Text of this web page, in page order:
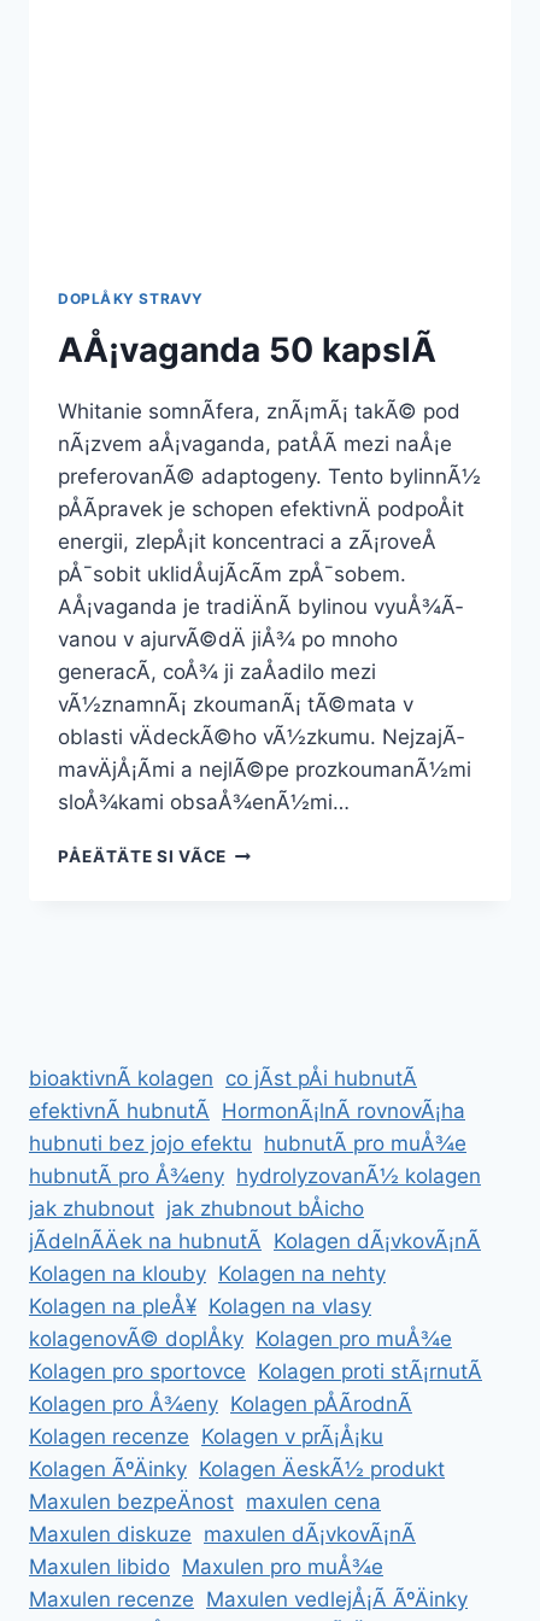
DOPLÅKY STRAVY
AÅ¡vaganda 50 kapslÃ­
Whitanie somnÃ­fera, znÃ¡mÃ¡ takÃ© pod
nÃ¡zvem aÅ¡vaganda, patÅÃ­ mezi naÅ¡e
preferovanÃ© adaptogeny. Tento bylinnÃ½
pÅÃ­pravek je schopen efektivnÄ podpoÅit
energii, zlepÅ¡it koncentraci a zÃ¡roveÅ
pÅ¯sobit uklidÅujÃ­cÃ­m zpÅ¯sobem.
AÅ¡vaganda je tradiÄnÃ­ bylinou vyuÅ¾Ã­
vanou v ajurvÃ©dÄ jiÅ¾ po mnoho
generacÃ­, coÅ¾ ji zaÅadilo mezi
vÃ½znamnÃ¡ zkoumanÃ¡ tÃ©mata v
oblasti vÄdeckÃ©ho vÃ½zkumu. NejzajÃ­
mavÄjÅ¡Ã­mi a nejlÃ©pe prozkoumanÃ½mi
sloÅ¾kami obsaÅ¾enÃ½mi…
PÅEÄTÄTE SI VÃ­CEAÅ¡VAGANDA
bioaktivnÃ­ kolagen co jÃ­st pÅi hubnutÃ­
efektivnÃ­ hubnutÃ­ HormonÃ¡lnÃ­ rovnovÃ¡ha
hubnuti bez jojo efektu hubnutÃ­ pro muÅ¾e
hubnutÃ­ pro Å¾eny hydrolyzovanÃ½ kolagen
jak zhubnout jak zhubnout bÅicho
jÃ­delnÃ­Äek na hubnutÃ­ Kolagen dÃ¡vkovÃ¡nÃ­
Kolagen na klouby Kolagen na nehty
Kolagen na pleÅ¥ Kolagen na vlasy
kolagenovÃ© doplÅky Kolagen pro muÅ¾e
Kolagen pro sportovce Kolagen proti stÃ¡rnutÃ­
Kolagen pro Å¾eny Kolagen pÅÃ­rodnÃ­
Kolagen recenze Kolagen v prÃ¡Å¡ku
Kolagen ÃºÄinky Kolagen ÄeskÃ½ produkt
Maxulen bezpeÄnost maxulen cena
Maxulen diskuze maxulen dÃ¡vkovÃ¡nÃ­
Maxulen libido Maxulen pro muÅ¾e
Maxulen recenze Maxulen vedlejÅ¡Ã­ ÃºÄinky